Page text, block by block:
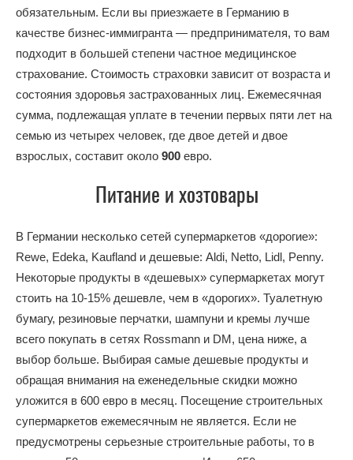
обязательным. Если вы приезжаете в Германию в
качестве бизнес-иммигранта — предпринимателя, то вам
подходит в большей степени частное медицинское
страхование. Стоимость страховки зависит от возраста и
состояния здоровья застрахованных лиц. Ежемесячная
сумма, подлежащая уплате в течении первых пяти лет на
семью из четырех человек, где двое детей и двое
взрослых, составит около 900 евро.
Питание и хозтовары
В Германии несколько сетей супермаркетов «дорогие»:
Rewe, Edeka, Kaufland и дешевые: Aldi, Netto, Lidl, Penny.
Некоторые продукты в «дешевых» супермаркетах могут
стоить на 10-15% дешевле, чем в «дорогих». Туалетную
бумагу, резиновые перчатки, шампуни и кремы лучше
всего покупать в сетях Rossmann и DM, цена ниже, а
выбор больше. Выбирая самые дешевые продукты и
обращая внимания на еженедельные скидки можно
уложится в 600 евро в месяц. Посещение строительных
супермаркетов ежемесячным не является. Если не
предусмотрены серьезные строительные работы, то в